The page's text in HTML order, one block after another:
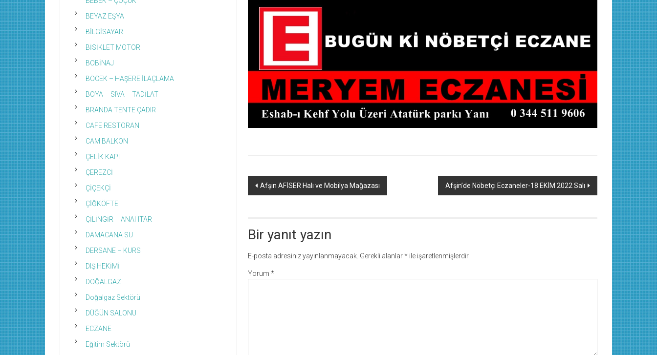
Yazı
Afşin AFİSER Halı ve Mobilya Mağazası Afşin’de Nöbetçi Eczaneler-18 EKİM 2022 Salı
Bir yanıt yazın
E-posta adresiniz yayınlanmayacak. Gerekli alanlar* ile işaretlenmişlerdir
Yorum *
BEYAZ EŞYA
BİLGİSAYAR
BİSİKLET MOTOR
BOBİNAJ
BÖCEK – HAŞERE İLAÇLAMA
BOYA – SIVA – TADİLAT
BRANDA TENTE ÇADIR
CAFE RESTORAN
CAM BALKON
ÇELİK KAPI
ÇEREZCİ
ÇİÇEKÇİ
ÇİĞKÖFTE
ÇİLİNGİR – ANAHTAR
DAMACANA SU
DERSANE – KURS
DIŞ HEKİMİ
DOĞALGAZ
Doğalgaz Sektörü
DÜĞÜN SALONU
ECZANE
Eğitim Sektörü